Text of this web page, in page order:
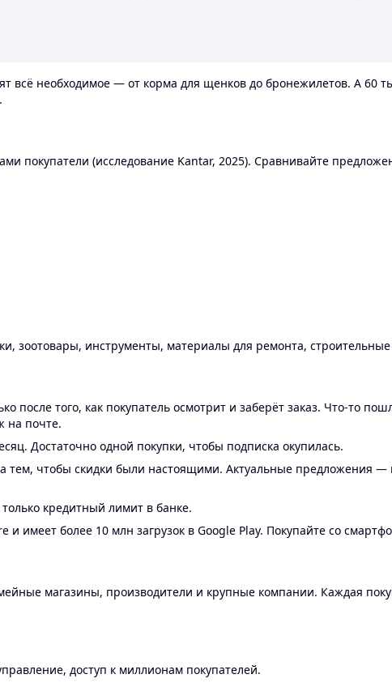
всё необходимое — от корма для щенков до бронежилетов. А 60
покупатели (исследование Kantar, 2025). Сравнивайте
зоотовары, инструменты, материалы для ремонта,
после того, как покупатель осмотрит и заберёт заказ. Что-то
на почте.
Достаточно одной покупки, чтобы подписка окупилась.
тем, чтобы скидки были настоящими. Актуальные предложения —
кредитный лимит в банке.
имеет более 10 млн загрузок в Google Play. Покупайте со
магазины, производители и крупные компании. Каждая
доступ к миллионам покупателей.